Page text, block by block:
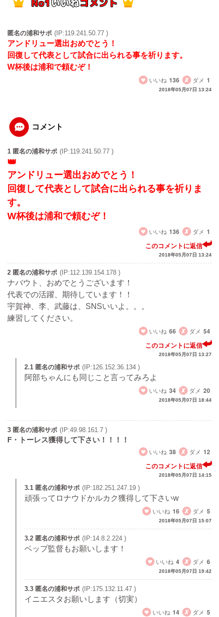
匿名の浦和サポ (IP:119.241.50.77 )
アンドリュー選出おめでとう！
回復して代表として試合に出られる事を祈ります。
W杯後は浦和で頼むぞ！
いいね 136 ダメ 1
2018年05月07日 13:24
コメント
1 匿名の浦和サポ (IP:119.241.50.77 )
アンドリュー選出おめでとう！
回復して代表として試合に出られる事を祈りま
す。
W杯後は浦和で頼むぞ！
いいね 136 ダメ 1
このコメントに返信
2018年05月07日 13:24
2 匿名の浦和サポ (IP:112.139.154.178 )
ナバウト、おめでとうございます！
代表での活躍、期待しています！！
宇賀神、李、武藤は、SNSいいよ。。。
練習してください。
いいね 66 ダメ 54
このコメントに返信
2018年05月07日 13:27
2.1 匿名の浦和サポ (IP:126.152.36.134 )
阿部ちゃんにも同じこと言ってみろよ
いいね 34 ダメ 20
2018年05月07日 18:44
3 匿名の浦和サポ (IP:49.98.161.7 )
F・トーレス獲得して下さい！！！！
いいね 38 ダメ 12
このコメントに返信
2018年05月07日 14:15
3.1 匿名の浦和サポ (IP:182.251.247.19 )
頑張ってロナウドかルカク獲得して下さいw
いいね 16 ダメ 5
2018年05月07日 15:07
3.2 匿名の浦和サポ (IP:14.8.2.224 )
ベップ監督もお願いします！
いいね 4 ダメ 6
2018年05月07日 19:42
3.3 匿名の浦和サポ (IP:175.132.11.47 )
イニエスタお願いします（切実）
いいね 14 ダメ 5